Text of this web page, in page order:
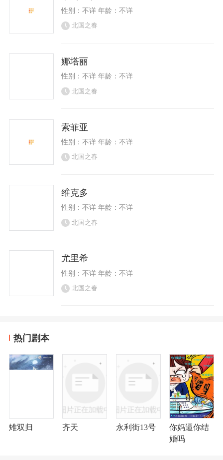
性别：不详 年龄：不详
北国之春
娜塔丽
性别：不详 年龄：不详
北国之春
索菲亚
性别：不详 年龄：不详
北国之春
维克多
性别：不详 年龄：不详
北国之春
尤里希
性别：不详 年龄：不详
北国之春
热门剧本
雉双归 齐天 永利街13号
你妈逼你结
婚吗